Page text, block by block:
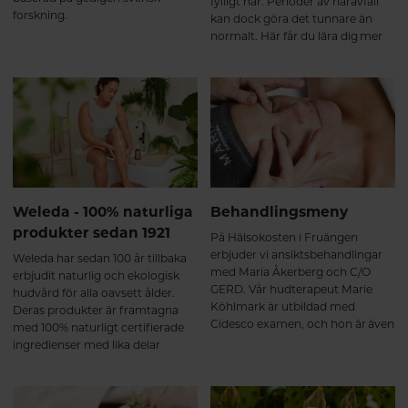
forskning.
kan dock göra det tunnare än
normalt. Här får du lära dig mer
fylligare kalufs.
Weleda - 100% naturliga
produkter sedan 1921
Weleda har sedan 100 år tillbaka
erbjudit naturlig och ekologisk
hudvård för alla oavsett ålder.
Deras produkter är framtagna
med 100% naturligt certifierade
ingredienser med lika delar
Behandlingsmeny
På Hälsokosten i Fruängen
erbjuder vi ansiktsbehandlingar
med Maria Åkerberg och C/O
GERD. Vår hudterapeut Marie
Köhlmark är utbildad med
Cidesco examen, och hon är även
och näringsråd i samband med